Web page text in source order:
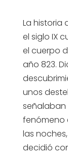
La historia
el siglo IX
el cuerpo
año 823.
unos
señalaban
fenómeno
las
decidió